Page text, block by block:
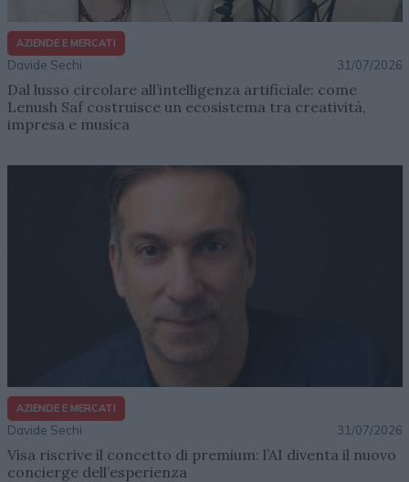
AZIENDE E MERCATI
Davide Sechi 31/07/2026
Dal lusso circolare all’intelligenza artificiale: come
Lenush Saf costruisce un ecosistema tra creatività,
impresa e musica
AZIENDE E MERCATI
Davide Sechi 31/07/2026
Visa riscrive il concetto di premium: l’AI diventa il nuovo
concierge dell’esperienza